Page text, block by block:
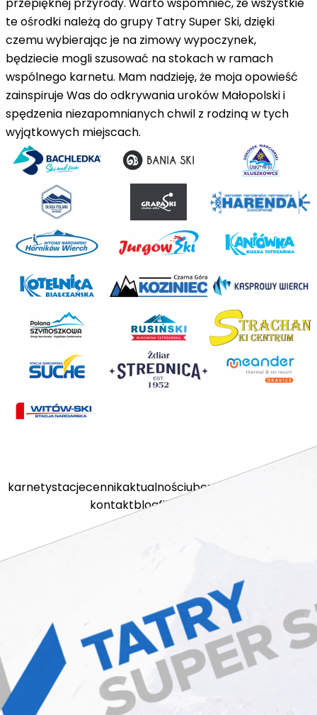
przepięknej przyrody. Warto wspomnieć, że wszystkie
te ośrodki należą do grupy Tatry Super Ski, dzięki
czemu wybierając je na zimowy wypoczynek,
będziecie mogli szusować na stokach w ramach
wspólnego karnetu. Mam nadzieję, że moja opowieść
zainspiruje Was do odkrywania uroków Małopolski i
spędzenia niezapomnianych chwil z rodziną w tych
wyjątkowych miejscach.
karnetystacjecennikaktualnościubezpieczenia
kontaktblogfilmy